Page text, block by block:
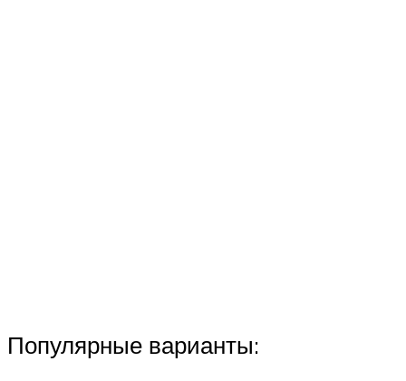
Популярные варианты: